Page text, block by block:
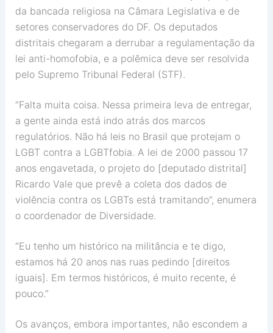
da bancada religiosa na Câmara Legislativa e de
setores conservadores do DF. Os deputados
distritais chegaram a derrubar a regulamentação da
lei anti-homofobia, e a polêmica deve ser resolvida
pelo Supremo Tribunal Federal (STF).
“Falta muita coisa. Nessa primeira leva de entregar,
a gente ainda está indo atrás dos marcos
regulatórios. Não há leis no Brasil que protejam o
LGBT contra a LGBTfobia. A lei de 2000 passou 17
anos engavetada, o projeto do [deputado distrital]
Ricardo Vale que prevê a coleta dos dados de
violência contra os LGBTs está tramitando”, enumera
o coordenador de Diversidade.
“Eu tenho um histórico na militância e te digo,
estamos há 20 anos nas ruas pedindo [direitos
iguais]. Em termos históricos, é muito recente, é
pouco.”
Os avanços, embora importantes, não escondem a